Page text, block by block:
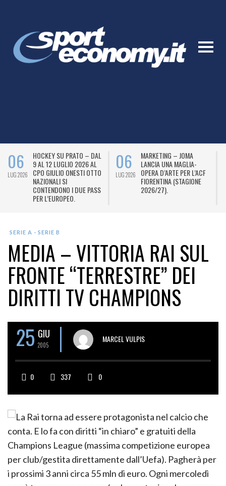
06
LUG 2026
HOCKEY SU PRATO – DAL
9 AL 12 LUGLIO 2026 AL
CPO GIULIO ONESTI OTTO
NAZIONALI SI
CONTENDONO I DUE PASS
PER L’EUROPEO.
06
LUG 2026
MARKETING – JOMA
LANCIA UNA MAGLIA-
OPERA D’ARTE PER L’ACF
FIORENTINA (STAGIONE
2026/27).
SERIE A - SERIE B
MEDIA – VITTORIA RAI SUL
FRONTE “TERRESTRE” DEI
DIRITTI TV CHAMPIONS
25 GIU
2005
MARCEL VULPIS
0 337 0
La Rai torna ad essere protagonista nel calcio che
conta. E lo fa con diritti “in chiaro” e gratuiti della
Champions League (massima competizione europea
per club/gestita direttamente dall’Uefa). Pagherà per
i prossimi 3 anni circa 55 mln di euro. Ogni mercoledì